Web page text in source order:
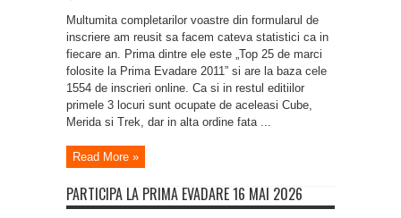
2011
Multumita completarilor voastre din formularul de
inscriere am reusit sa facem cateva statistici ca in
fiecare an. Prima dintre ele este „Top 25 de marci
folosite la Prima Evadare 2011” si are la baza cele
1554 de inscrieri online. Ca si in restul editiilor
primele 3 locuri sunt ocupate de aceleasi Cube,
Merida si Trek, dar in alta ordine fata ...
Read More »
PARTICIPA LA PRIMA EVADARE 16 MAI 2026